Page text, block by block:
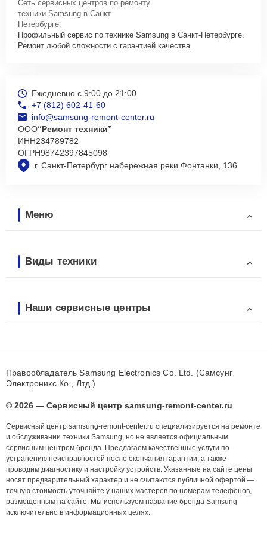
Сеть сервисных центров по ремонту
техники Samsung в Санкт-
Петербурге.
Профильный сервис по технике Samsung в Санкт-Петербурге.
Ремонт любой сложности с гарантией качества.
г. Санкт-Петербург набережная реки Фонтанки, 136
Ежедневно с 9:00 до 21:00
+7 (812) 602-41-60
info@samsung-remont-center.ru
ООО“Ремонт техники”
ИНН234789782
ОГРН98742397845098
Меню
Виды техники
Наши сервисные центры
Правообладатель Samsung Electronics Co. Ltd. (Самсунг
Электроникс Ко., Лтд.)
© 2026 — Сервисный центр samsung-remont-center.ru
Сервисный центр samsung-remont-center.ru специализируется на ремонте
и обслуживании техники Samsung, но не является официальным
сервисным центром бренда. Предлагаем качественные услуги по
устранению неисправностей после окончания гарантии, а также
проводим диагностику и настройку устройств. Указанные на сайте цены
носят предварительный характер и не считаются публичной офертой —
точную стоимость уточняйте у наших мастеров по номерам телефонов,
размещённым на сайте. Мы используем название бренда Samsung
исключительно в информационных целях.